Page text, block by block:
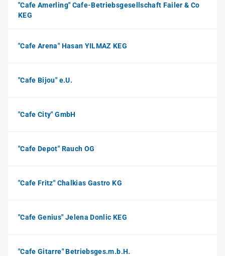
"Cafe Amerling" Cafe-Betriebsgesellschaft Failer & Co
KEG
"Cafe Arena" Hasan YILMAZ KEG
"Cafe Bijou" e.U.
"Cafe City" GmbH
"Cafe Depot" Rauch OG
"Cafe Fritz" Chalkias Gastro KG
"Cafe Genius" Jelena Donlic KEG
"Cafe Gitarre" Betriebsges.m.b.H.